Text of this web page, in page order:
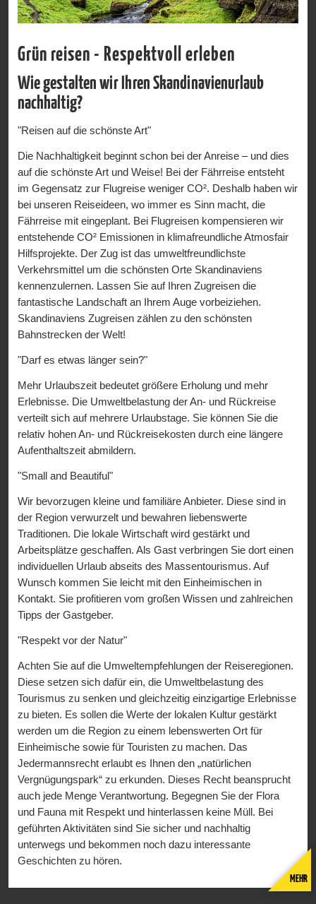
Grün reisen - Respektvoll erleben
Wie gestalten wir Ihren Skandinavienurlaub
nachhaltig?
"Reisen auf die schönste Art"
Die Nachhaltigkeit beginnt schon bei der Anreise – und dies
auf die schönste Art und Weise! Bei der Fährreise entsteht
im Gegensatz zur Flugreise weniger CO². Deshalb haben wir
bei unseren Reiseideen, wo immer es Sinn macht, die
Fährreise mit eingeplant. Bei Flugreisen kompensieren wir
entstehende CO² Emissionen in klimafreundliche Atmosfair
Hilfsprojekte. Der Zug ist das umweltfreundlichste
Verkehrsmittel um die schönsten Orte Skandinaviens
kennenzulernen. Lassen Sie auf Ihren Zugreisen die
fantastische Landschaft an Ihrem Auge vorbeiziehen.
Skandinaviens Zugreisen zählen zu den schönsten
Bahnstrecken der Welt!
"Darf es etwas länger sein?"
Mehr Urlaubszeit bedeutet größere Erholung und mehr
Erlebnisse. Die Umweltbelastung der An- und Rückreise
verteilt sich auf mehrere Urlaubstage. Sie können Sie die
relativ hohen An- und Rückreisekosten durch eine längere
Aufenthaltszeit abmildern.
"Small and Beautiful"
Wir bevorzugen kleine und familiäre Anbieter. Diese sind in
der Region verwurzelt und bewahren liebenswerte
Traditionen. Die lokale Wirtschaft wird gestärkt und
Arbeitsplätze geschaffen. Als Gast verbringen Sie dort einen
individuellen Urlaub abseits des Massentourismus. Auf
Wunsch kommen Sie leicht mit den Einheimischen in
Kontakt. Sie profitieren vom großen Wissen und zahlreichen
Tipps der Gastgeber.
"Respekt vor der Natur"
Achten Sie auf die Umweltempfehlungen der Reiseregionen.
Diese setzen sich dafür ein, die Umweltbelastung des
Tourismus zu senken und gleichzeitig einzigartige Erlebnisse
zu bieten. Es sollen die Werte der lokalen Kultur gestärkt
werden um die Region zu einem lebenswerten Ort für
Einheimische sowie für Touristen zu machen. Das
Jedermannsrecht erlaubt es Ihnen den „natürlichen
Vergnügungspark“ zu erkunden. Dieses Recht beansprucht
auch jede Menge Verantwortung. Begegnen Sie der Flora
und Fauna mit Respekt und hinterlassen keine Müll. Bei
geführten Aktivitäten sind Sie sicher und nachhaltig
unterwegs und bekommen noch dazu interessante
Geschichten zu hören.
MEHR